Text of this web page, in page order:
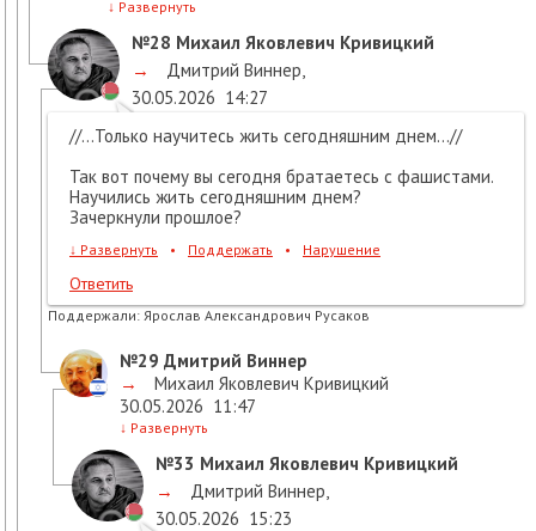
↓ Развернуть
№28 Михаил Яковлевич Кривицкий
→
Дмитрий Виннер
30.05.2026 14:27
//...Только научитесь жить сегодняшним днем...//
Так вот почему вы сегодня братаетесь с фашистами.
Научились жить сегодняшним днем?
Зачеркнули прошлое?
↓ Развернуть • Поддержать • Нарушение
Ответить
Поддержали: Ярослав Александрович Русаков
№29 Дмитрий Виннер
→
Михаил Яковлевич Кривицкий
30.05.2026 11:47
↓ Развернуть
№33 Михаил Яковлевич Кривицкий
→
Дмитрий Виннер
30.05.2026 15:23